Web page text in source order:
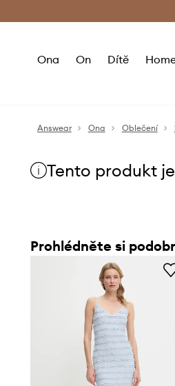
Ona On Dítě
Answear Ona Oblečení
Tento produkt
Prohlédněte si